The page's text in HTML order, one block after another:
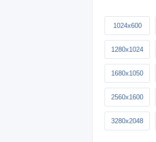
1024x600
1280x1024
1680x1050
2560x1600
3280x2048